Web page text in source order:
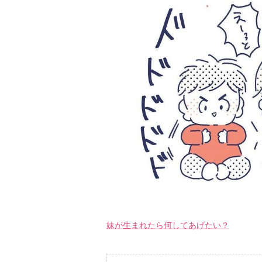
妹が生まれたら何してあげたい？